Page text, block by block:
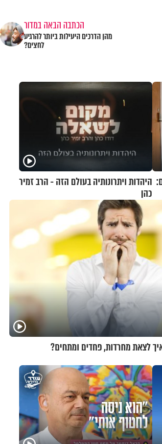
הכתבה הבאה במדור
מהן הדרכים היעילות ביותר להרגיע
לחצים?
היהדות ויתרונותיה בעולם הזה - הרב זמיר
כהן
לצאת מחרדות, פחדים ומתחים?